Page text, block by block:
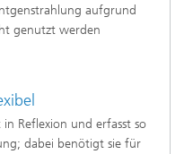
aufgrund
genutzt werden
in Reflexion und erfasst so
dabei benötigt sie für